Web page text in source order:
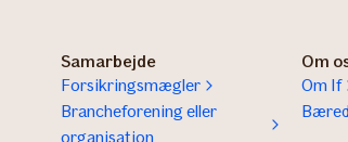
Samarbejde
Forsikringsmægler
Brancheforening eller
organisation
Om
Om If